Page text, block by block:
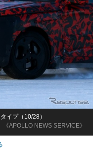
《APOLLO NEWS SERVICE》
イプ（10/28）